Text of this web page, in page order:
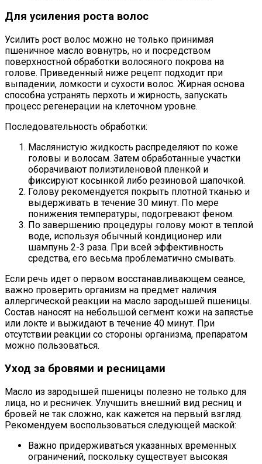
Для усиления роста волос
Усилить рост волос можно не только принимая
пшеничное масло вовнутрь, но и посредством
поверхностной обработки волосяного покрова на
голове. Приведенный ниже рецепт подходит при
выпадении, ломкости и сухости волос. Жирная основа
способна устранять перхоть и жирность, запускать
процесс регенерации на клеточном уровне.
Последовательность обработки:
Маслянистую жидкость распределяют по коже
головы и волосам. Затем обработанные участки
оборачивают полиэтиленовой пленкой и
фиксируют косынкой либо резиновой шапочкой.
Голову рекомендуется покрыть плотной тканью и
выдерживать в течение 30 минут. По мере
понижения температуры, подогревают феном.
По завершению процедуры голову моют в теплой
воде, используя обычный кондиционер или
шампунь 2-3 раза. При всей эффективность
средства, его весьма проблематично смывать.
Если речь идет о первом восстанавливающем сеансе,
важно проверить организм на предмет наличия
аллергической реакции на масло зародышей пшеницы.
Состав наносят на небольшой сегмент кожи на запястье
или локте и выжидают в течение 40 минут. При
отсутствии реакции со стороны организма, препаратом
можно пользоваться.
Уход за бровями и ресницами
Масло из зародышей пшеницы полезно не только для
лица, но и ресничек. Улучшить внешний вид ресниц и
бровей не так сложно, как кажется на первый взгляд.
Рекомендуем воспользоваться следующей маской:
Важно придерживаться указанных временных
ограничений, поскольку существует высокая